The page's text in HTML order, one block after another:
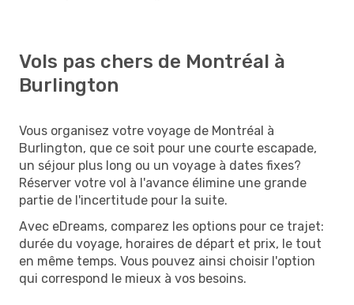
Vols pas chers de Montréal à
Burlington
Vous organisez votre voyage de Montréal à
Burlington, que ce soit pour une courte escapade,
un séjour plus long ou un voyage à dates fixes?
Réserver votre vol à l'avance élimine une grande
partie de l'incertitude pour la suite.
Avec eDreams, comparez les options pour ce trajet:
durée du voyage, horaires de départ et prix, le tout
en même temps. Vous pouvez ainsi choisir l'option
qui correspond le mieux à vos besoins.